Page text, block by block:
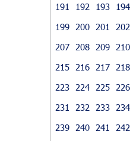
191
192 193 194
199
200 201 202
207
208 209 210
215
216 217 218
223
224 225 226
231
232 233 234
239
240 241 242